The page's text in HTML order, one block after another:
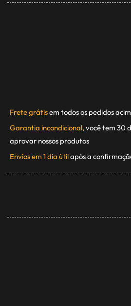
Frete grátisem todos os pedidos
Garantia incondicional, você tem 30
aprovar nossos produtos
Envios em 1 dia útilapós a